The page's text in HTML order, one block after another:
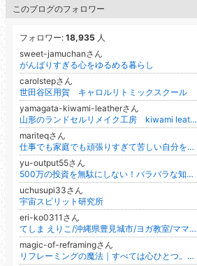
このブログのフォロワー
フォロワー: 18,935 人
sweet-jamuchanさん
がんばりすぎる心をゆるめる暮らし
carolstepさん
世田谷区用賀 キャロルリトミックスクール
yamagata-kiwami-leatherさん
山形のランドセルリメイク工房 kiwami leather
mariteqさん
仕事でも家庭でも頑張りすぎて苦しい自分をリセットする/リセットカウンセラー片平万里子
yu-output55さん
500万の投資を無駄にしない！バラバラな知識が収益に変わる「知識統合の魔法」。セミナージプシーを卒業する限定読本配布中！
uchusupi33さん
宇宙スピリット研究所
eri-ko0311さん
てしま えりこ/沖縄県豊見城市/ヨガ教室/ママのための二十四節気ヨガ
magic-of-reframingさん
リフレーミングの魔法｜すべては心ひとつ。見方を変え、生き方を変え、世界を変える